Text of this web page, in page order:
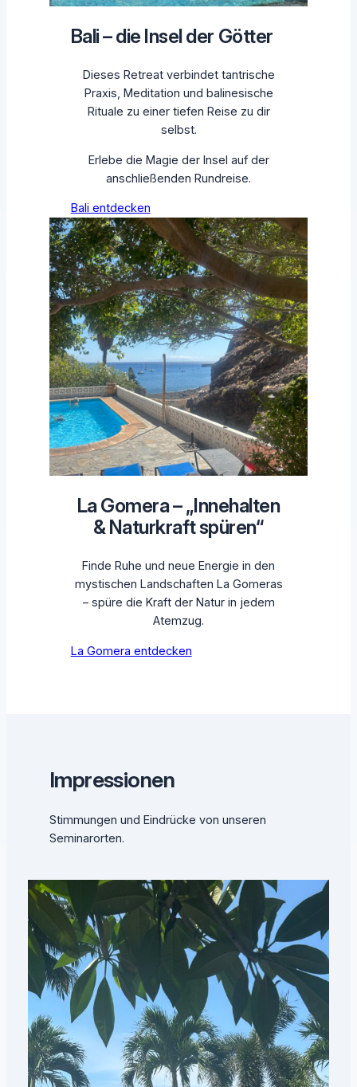
Bali – die Insel der Götter
Dieses Retreat verbindet tantrische
Praxis, Meditation und balinesische
Rituale zu einer tiefen Reise zu dir
selbst.
Erlebe die Magie der Insel auf der
anschließenden Rundreise.
Bali entdecken
La Gomera – „Innehalten
& Naturkraft spüren“
Finde Ruhe und neue Energie in den
mystischen Landschaften La Gomeras
– spüre die Kraft der Natur in jedem
Atemzug.
La Gomera entdecken
Impressionen
Stimmungen und Eindrücke von unseren
Seminarorten.